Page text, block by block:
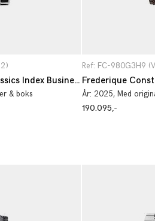
Frederique Constant Classics Index Business Timer FC-270N4P6B
& boks
Ref: FC-980G3H9
År: 2025, Med
190.095,-